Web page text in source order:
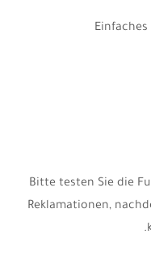
Bitte testen Sie die
Reklamationen,